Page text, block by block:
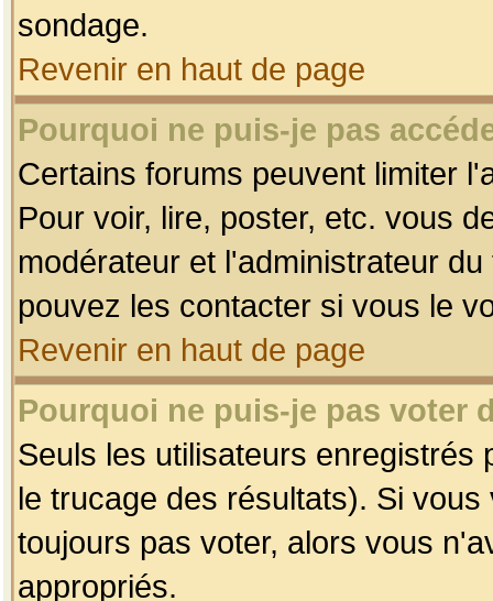
sondage.
Revenir en haut de page
Pourquoi ne puis-je pas
Certains forums peuvent limiter
Pour voir, lire, poster, etc. vous
modérateur et l'administrateur
pouvez les contacter si vous le
Revenir en haut de page
Pourquoi ne puis-je pas voter
Seuls les utilisateurs enregistrés
le trucage des résultats). Si
toujours pas voter, alors vous
appropriés.